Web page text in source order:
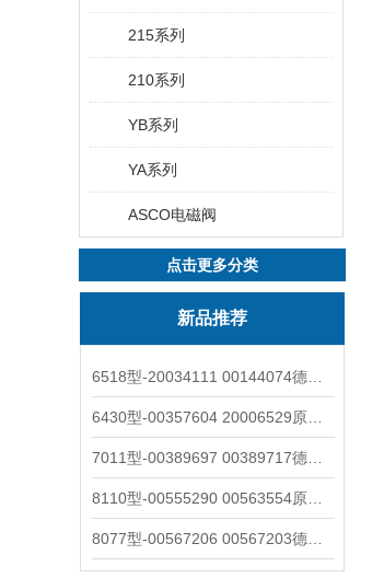
215系列
210系列
YB系列
YA系列
ASCO电磁阀
点击更多分类
新品推荐